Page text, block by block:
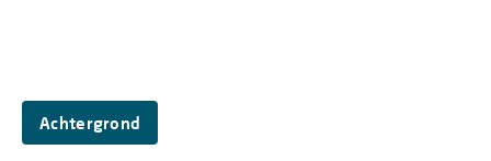
Achtergrond